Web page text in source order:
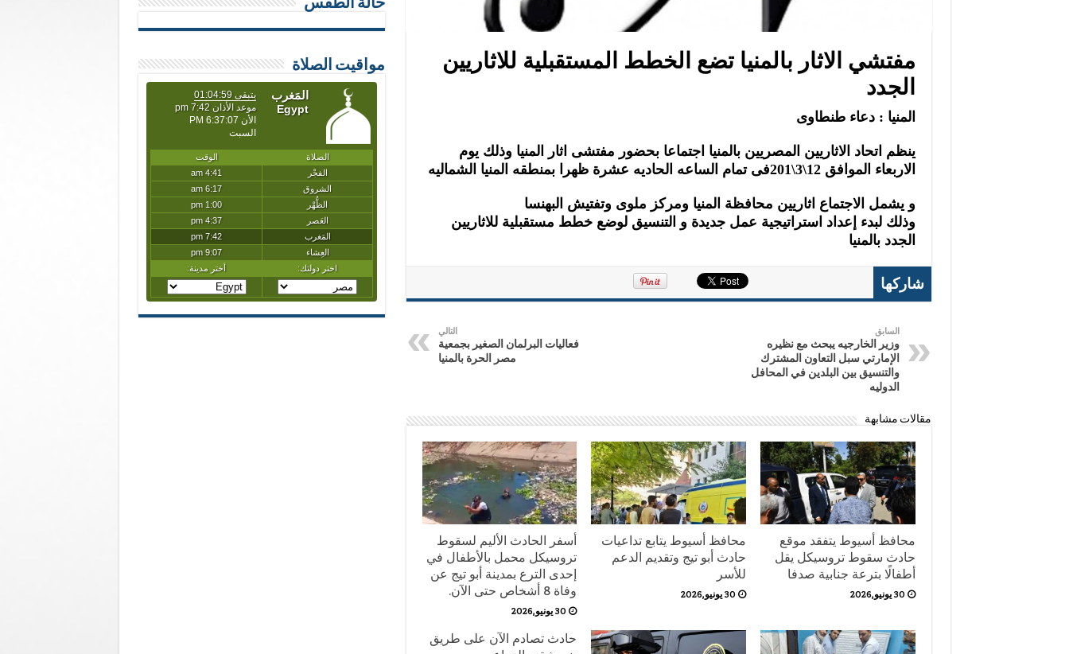
مفتشي الاثار بالمنيا تضع الخطط المستقبلية للاثاريين
الجدد
المنيا : دعاء طنطاوى
ينظم اتحاد الاثاريين المصريين بالمنيا اجتماعا بحضور مفتشى اثار المنيا وذلك يوم
الاربعاء الموافق 12\3\201فى تمام الساعه الحاديه عشرة ظهرا بمنطقه المنيا الشماليه
و يشمل الاجتماع اثاريين محافظة المنيا ومركز ملوى وتفتيش البهنسا
وذلك لبدء إعداد استراتيجية عمل جديدة و التنسيق لوضع خطط مستقبلية للاثاريين
الجدد بالمنيا
شاركها
السابق
وزير الخارجيه يبحث مع نظيره
الإمارتي سبل التعاون المشترك
والتنسيق بين البلدين في المحافل
الدوليه
التالي
فعاليات البرلمان الصغير بجمعية
مصر الحرة بالمنيا
مقالات مشابهة
محافظ أسيوط يتفقد موقع
حادث سقوط تروسيكل يقل
أطفالًا بترعة جنابية صدفا
30 يونيو,2026
محافظ أسيوط يتابع تداعيات
حادث أبو تيج وتقديم الدعم
للأسر
30 يونيو,2026
أسفر الحادث الأليم لسقوط
تروسيكل محمل بالأطفال في
إحدى الترع بمدينة أبو تيج عن
وفاة 8 أشخاص حتى الآن.
30 يونيو,2026
حادث تصادم الآن على طريق
حالة الطقس
مواقيت الصلاة